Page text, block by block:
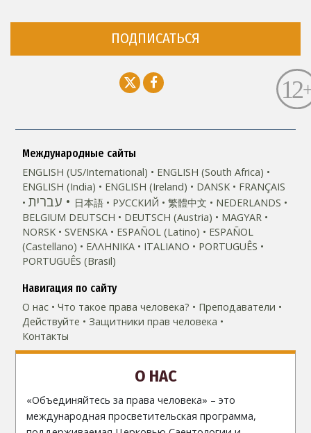
ПОДПИСАТЬСЯ
Международные сайты
ENGLISH (US/International)
ENGLISH (South Africa)
ENGLISH (India)
ENGLISH (Ireland) DANSK FRANÇAIS
עברית 日本語 РУССКИЙ 繁體中文
NEDERLANDS
BELGIUM DEUTSCH DEUTSCH (Austria)
MAGYAR
NORSK
SVENSKA ESPAÑOL (Latino)
ESPAÑOL
(Castellano)
ΕΛΛΗΝΙΚA ITALIANO
PORTUGUÊS
PORTUGUÊS (Brasil)‎
Навигация по сайту
О нас
Что такое права человека?
Преподаватели
Действуйте
Защитники прав человека
Контакты
О НАС
«Объединяйтесь за права человека» – это
международная просветительская программа,